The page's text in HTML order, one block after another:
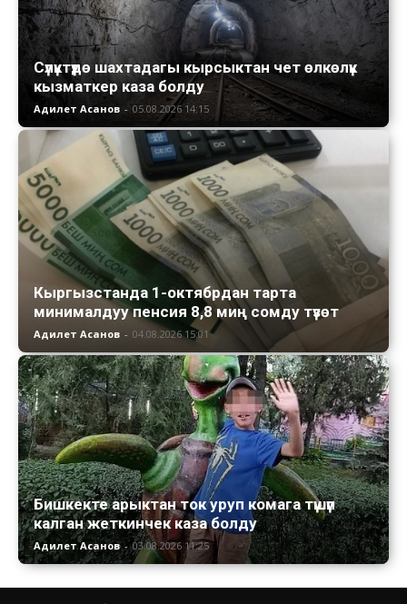
Сүлүктүдө шахтадагы кырсыктан чет өлкөлүк
кызматкер каза болду
Адилет Асанов - 05.08.2026 14:15
Кыргызстанда 1-октябрдан тарта
минималдуу пенсия 8,8 миң сомду түзөт
Адилет Асанов - 04.08.2026 15:01
Бишкекте арыктан ток уруп комага түшүп
калган жеткинчек каза болду
Адилет Асанов - 03.08.2026 11:25